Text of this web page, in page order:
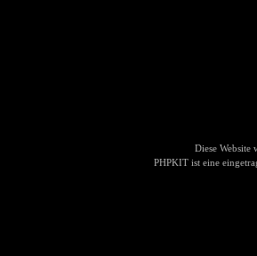
Diese Website
PHPKIT ist eine